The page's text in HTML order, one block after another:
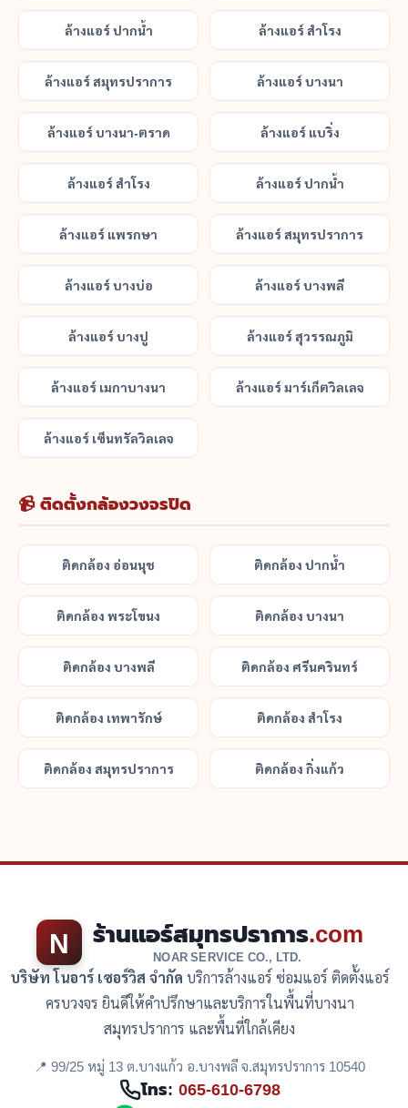
ล้างแอร์ ปากน้ำ ล้างแอร์ สำโรง
ล้างแอร์ สมุทรปราการ ล้างแอร์ บางนา
ล้างแอร์ บางนา-ตราด ล้างแอร์ แบริ่ง
ล้างแอร์ สำโรง ล้างแอร์ ปากน้ำ
ล้างแอร์ แพรกษา ล้างแอร์ สมุทรปราการ
ล้างแอร์ บางบ่อ ล้างแอร์ บางพลี
ล้างแอร์ บางปู ล้างแอร์ สุวรรณภูมิ
ล้างแอร์ เมกาบางนา ล้างแอร์ มาร์เก็ตวิลเลจ
ล้างแอร์ เซ็นทรัลวิลเลจ
📹 ติดตั้งกล้องวงจรปิด
ติดกล้อง อ่อนนุช ติดกล้อง ปากน้ำ
ติดกล้อง พระโขนง ติดกล้อง บางนา
ติดกล้อง บางพลี ติดกล้อง ศรีนครินทร์
ติดกล้อง เทพารักษ์ ติดกล้อง สำโรง
ติดกล้อง สมุทรปราการ ติดกล้อง กิ่งแก้ว
N ร้านแอร์สมุทรปราการ.com
NOAR SERVICE CO., LTD.
บริษัท โนอาร์ เซอร์วิส จำกัด บริการล้างแอร์ ซ่อมแอร์ ติดตั้งแอร์
ครบวงจร ยินดีให้คำปรึกษาและบริการในพื้นที่บางนา
สมุทรปราการ และพื้นที่ใกล้เคียง
📍 99/25 หมู่ 13 ต.บางแก้ว อ.บางพลี จ.สมุทรปราการ 10540
โทร: 065-610-6798